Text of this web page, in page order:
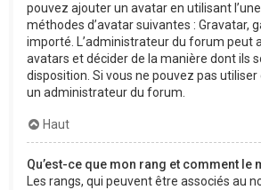
pouvez ajouter un avatar en utilisant
méthodes d’avatar suivantes : Gravatar,
importé. L’administrateur du forum peut
avatars et décider de la manière dont ils
disposition. Si vous ne pouvez pas utiliser
un administrateur du forum.
Haut
Qu’est-ce que mon rang et comment le
Les rangs, qui peuvent être associés au